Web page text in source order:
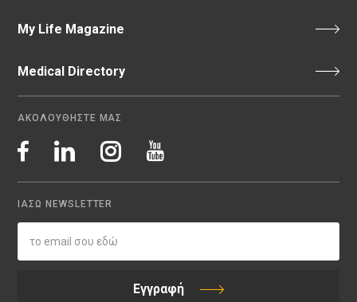
My Life Magazine
Medical Directory
ΑΚΟΛΟΥΘΗΣΤΕ ΜΑΣ
ΙΑΣΩ NEWSLETTER
Εγγραφή